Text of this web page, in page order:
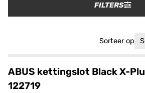
FILTERS
Sorteer op
ABUS kettingslot Black X-
122719